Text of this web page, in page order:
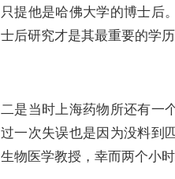
只提他是哈佛大学的博士后
士后研究才是其最重要的学历
二是当时上海药物所还有一
过一次失误也是因为没料到
生物医学教授，幸而两个小